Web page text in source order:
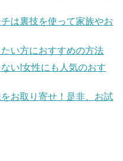
は裏技を使って家族やお
い方におすすめの方法
い!女性にも人気のおす
お取り寄せ！是非、お試